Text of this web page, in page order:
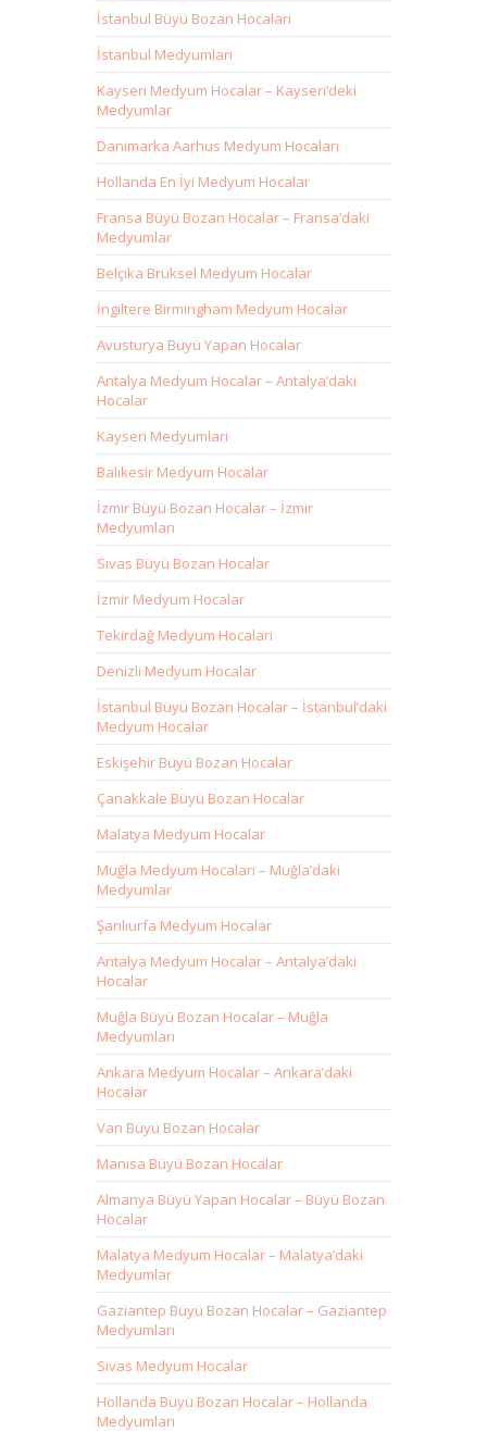
İstanbul Büyü Bozan Hocaları
İstanbul Medyumları
Kayseri Medyum Hocalar – Kayseri’deki
Medyumlar
Danimarka Aarhus Medyum Hocaları
Hollanda En İyi Medyum Hocalar
Fransa Büyü Bozan Hocalar – Fransa’daki
Medyumlar
Belçika Brüksel Medyum Hocalar
İngiltere Birmingham Medyum Hocalar
Avusturya Büyü Yapan Hocalar
Antalya Medyum Hocalar – Antalya’daki
Hocalar
Kayseri Medyumları
Balıkesir Medyum Hocalar
İzmir Büyü Bozan Hocalar – İzmir
Medyumları
Sivas Büyü Bozan Hocalar
İzmir Medyum Hocalar
Tekirdağ Medyum Hocaları
Denizli Medyum Hocalar
İstanbul Büyü Bozan Hocalar – İstanbul’daki
Medyum Hocalar
Eskişehir Büyü Bozan Hocalar
Çanakkale Büyü Bozan Hocalar
Malatya Medyum Hocalar
Muğla Medyum Hocaları – Muğla’daki
Medyumlar
Şanlıurfa Medyum Hocalar
Antalya Medyum Hocalar – Antalya’daki
Hocalar
Muğla Büyü Bozan Hocalar – Muğla
Medyumları
Ankara Medyum Hocalar – Ankara’daki
Hocalar
Van Büyü Bozan Hocalar
Manisa Büyü Bozan Hocalar
Almanya Büyü Yapan Hocalar – Büyü Bozan
Hocalar
Malatya Medyum Hocalar – Malatya’daki
Medyumlar
Gaziantep Büyü Bozan Hocalar – Gaziantep
Medyumları
Sivas Medyum Hocalar
Hollanda Büyü Bozan Hocalar – Hollanda
Medyumları